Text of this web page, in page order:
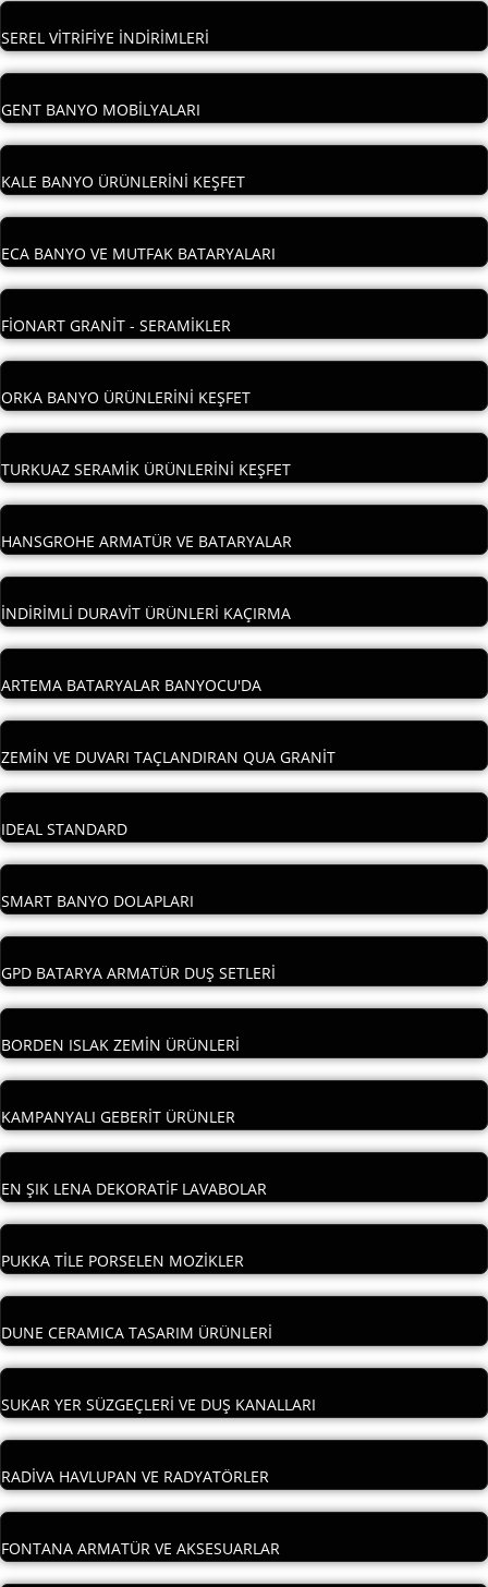
SEREL VİTRİFİYE İNDİRİMLERİ
GENT BANYO MOBİLYALARI
KALE BANYO ÜRÜNLERİNİ KEŞFET
ECA BANYO VE MUTFAK BATARYALARI
FİONART GRANİT - SERAMİKLER
ORKA BANYO ÜRÜNLERİNİ KEŞFET
TURKUAZ SERAMİK ÜRÜNLERİNİ KEŞFET
HANSGROHE ARMATÜR VE BATARYALAR
İNDİRİMLİ DURAVİT ÜRÜNLERİ KAÇIRMA
ARTEMA BATARYALAR BANYOCU'DA
ZEMİN VE DUVARI TAÇLANDIRAN QUA GRANİT
IDEAL STANDARD
SMART BANYO DOLAPLARI
GPD BATARYA ARMATÜR DUŞ SETLERİ
BORDEN ISLAK ZEMİN ÜRÜNLERİ
KAMPANYALI GEBERİT ÜRÜNLER
EN ŞIK LENA DEKORATİF LAVABOLAR
PUKKA TİLE PORSELEN MOZİKLER
DUNE CERAMICA TASARIM ÜRÜNLERİ
SUKAR YER SÜZGEÇLERİ VE DUŞ KANALLARI
RADİVA HAVLUPAN VE RADYATÖRLER
FONTANA ARMATÜR VE AKSESUARLAR